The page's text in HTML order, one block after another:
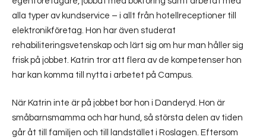
alla typer av kundservice – i allt från hotellreceptioner till
elektronikföretag. Hon har även studerat
rehabiliteringsvetenskap och lärt sig om hur man håller sig
frisk på jobbet. Katrin tror att flera av de kompetenser hon
har kan komma till nytta i arbetet på Campus.
När Katrin inte är på jobbet bor hon i Danderyd. Hon är
småbarnsmamma och har hund, så största delen av tiden
går åt till familjen och till landstället i Roslagen. Eftersom